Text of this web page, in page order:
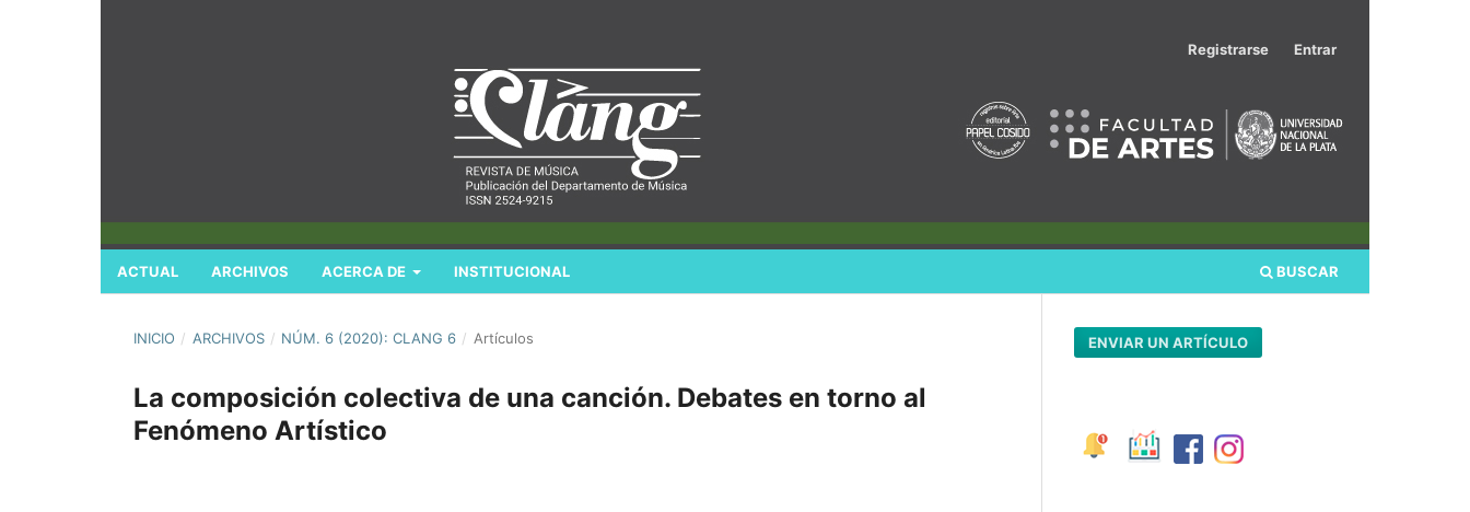
ACTUAL ARCHIVOS ACERCA DE INSTITUCIONAL BUSCAR
Registrarse Entrar
INICIO / ARCHIVOS / NÚM. 6 (2020): CLANG 6 / Artículos
La composición colectiva de una canción. Debates en torno al
Fenómeno Artístico
ENVIAR UN ARTÍCULO